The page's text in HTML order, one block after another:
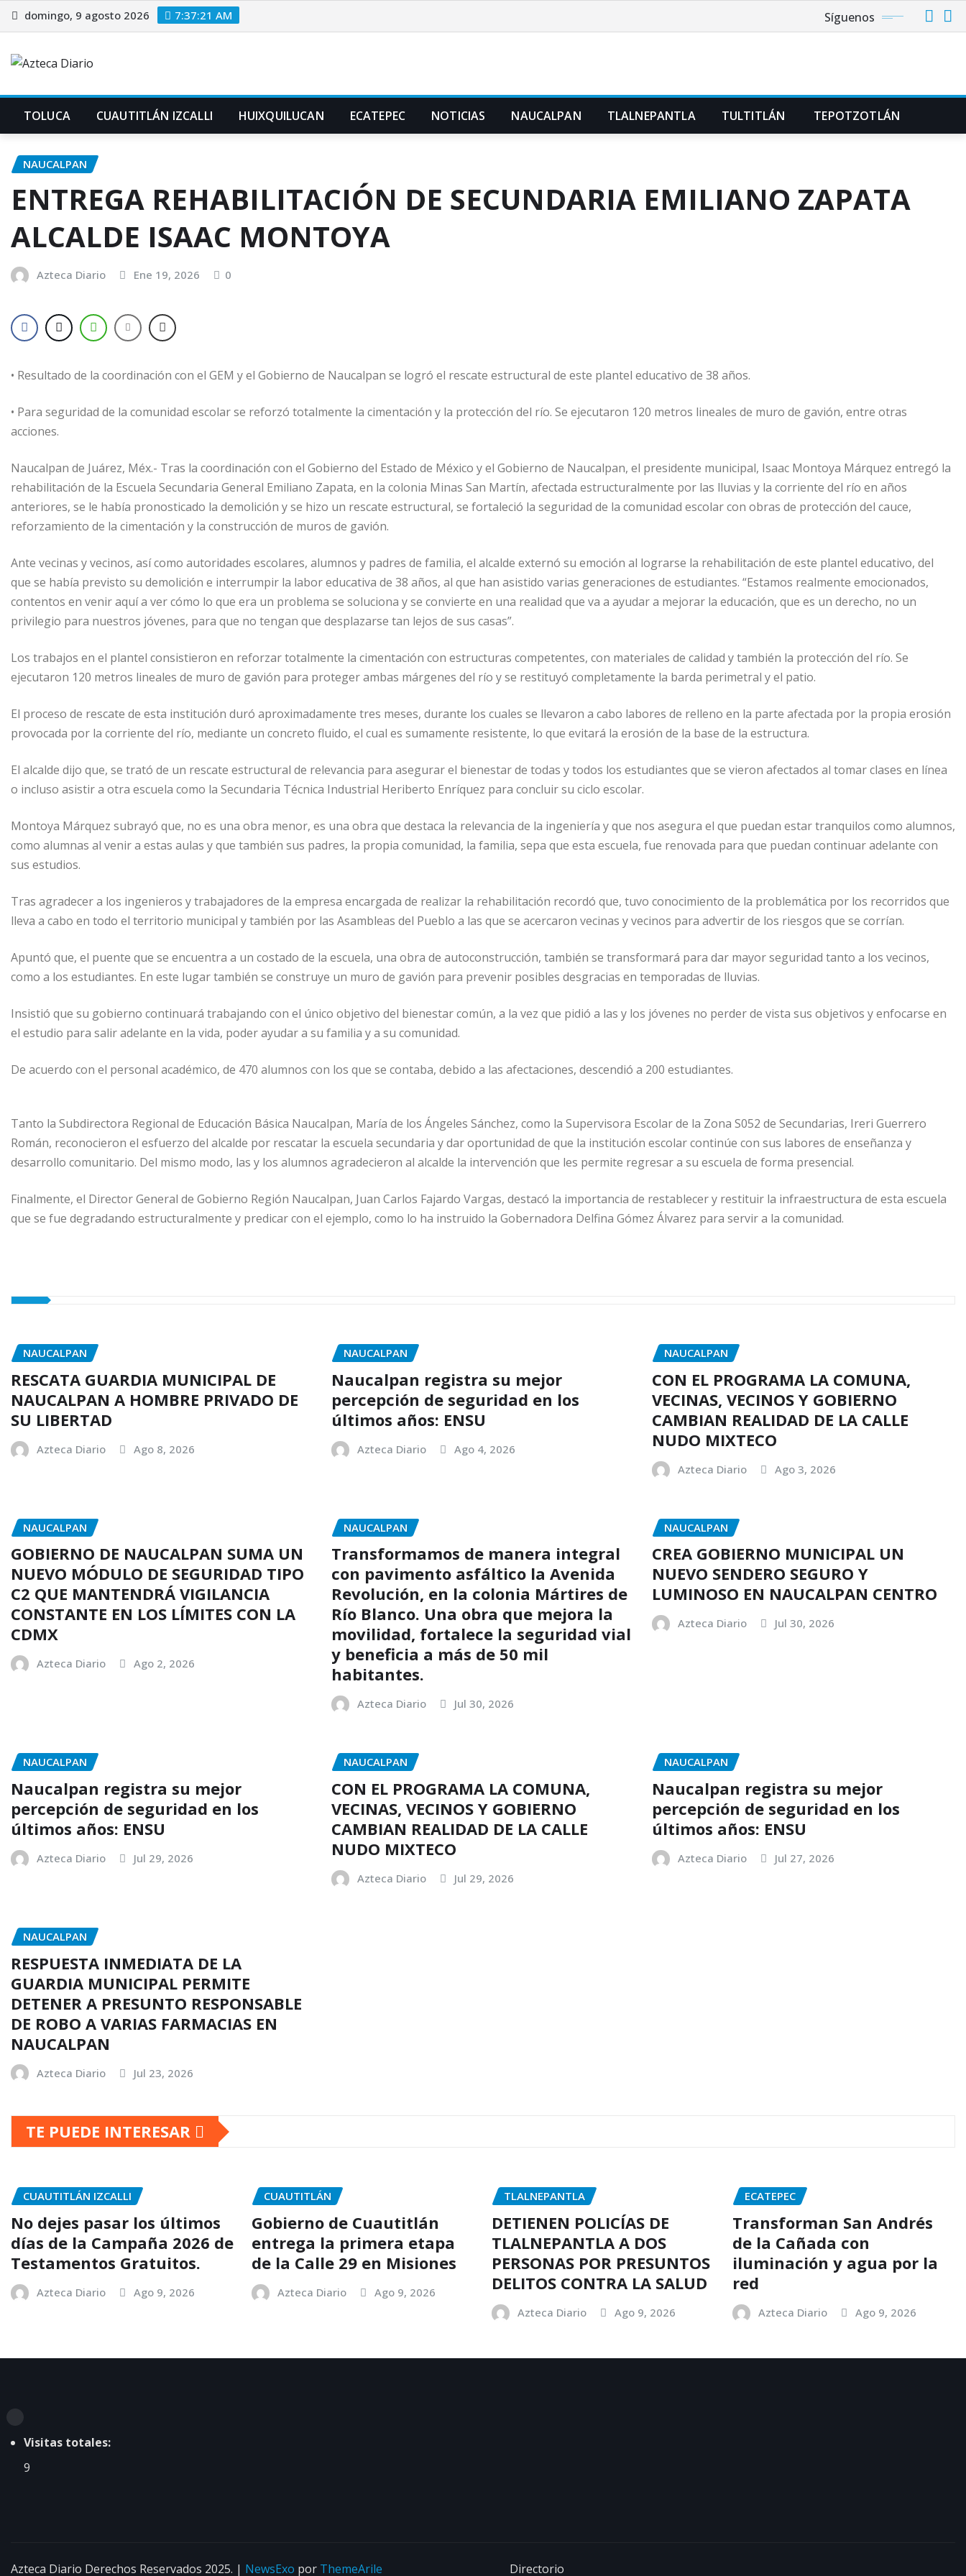
Saltar
al
domingo, 9 agosto 2026 7:37:22 AM Síguenos
TOLUCA CUAUTITLÁN IZCALLI HUIXQUILUCAN ECATEPEC NOTICIAS NAUCALPAN TLALNEPANTLA TULTITLÁN TEPOTZOTLÁN
NAUCALPAN
ENTREGA REHABILITACIÓN DE SECUNDARIA EMILIANO ZAPATA
ALCALDE ISAAC MONTOYA
Azteca Diario Ene 19, 2026 0
• Resultado de la coordinación con el GEM y el Gobierno de Naucalpan se logró el rescate estructural de este plantel educativo de 38 años.
• Para seguridad de la comunidad escolar se reforzó totalmente la cimentación y la protección del río. Se ejecutaron 120 metros lineales de muro de gavión, entre otras
acciones.
Naucalpan de Juárez, Méx.- Tras la coordinación con el Gobierno del Estado de México y el Gobierno de Naucalpan, el presidente municipal, Isaac Montoya Márquez entregó la
rehabilitación de la Escuela Secundaria General Emiliano Zapata, en la colonia Minas San Martín, afectada estructuralmente por las lluvias y la corriente del río en años
anteriores, se le había pronosticado la demolición y se hizo un rescate estructural, se fortaleció la seguridad de la comunidad escolar con obras de protección del cauce,
reforzamiento de la cimentación y la construcción de muros de gavión.
Ante vecinas y vecinos, así como autoridades escolares, alumnos y padres de familia, el alcalde externó su emoción al lograrse la rehabilitación de este plantel educativo, del
que se había previsto su demolición e interrumpir la labor educativa de 38 años, al que han asistido varias generaciones de estudiantes. “Estamos realmente emocionados,
contentos en venir aquí a ver cómo lo que era un problema se soluciona y se convierte en una realidad que va a ayudar a mejorar la educación, que es un derecho, no un
privilegio para nuestros jóvenes, para que no tengan que desplazarse tan lejos de sus casas”.
Los trabajos en el plantel consistieron en reforzar totalmente la cimentación con estructuras competentes, con materiales de calidad y también la protección del río. Se
ejecutaron 120 metros lineales de muro de gavión para proteger ambas márgenes del río y se restituyó completamente la barda perimetral y el patio.
El proceso de rescate de esta institución duró aproximadamente tres meses, durante los cuales se llevaron a cabo labores de relleno en la parte afectada por la propia erosión
provocada por la corriente del río, mediante un concreto fluido, el cual es sumamente resistente, lo que evitará la erosión de la base de la estructura.
El alcalde dijo que, se trató de un rescate estructural de relevancia para asegurar el bienestar de todas y todos los estudiantes que se vieron afectados al tomar clases en línea
o incluso asistir a otra escuela como la Secundaria Técnica Industrial Heriberto Enríquez para concluir su ciclo escolar.
Montoya Márquez subrayó que, no es una obra menor, es una obra que destaca la relevancia de la ingeniería y que nos asegura el que puedan estar tranquilos como alumnos,
como alumnas al venir a estas aulas y que también sus padres, la propia comunidad, la familia, sepa que esta escuela, fue renovada para que puedan continuar adelante con
sus estudios.
Tras agradecer a los ingenieros y trabajadores de la empresa encargada de realizar la rehabilitación recordó que, tuvo conocimiento de la problemática por los recorridos que
lleva a cabo en todo el territorio municipal y también por las Asambleas del Pueblo a las que se acercaron vecinas y vecinos para advertir de los riesgos que se corrían.
Apuntó que, el puente que se encuentra a un costado de la escuela, una obra de autoconstrucción, también se transformará para dar mayor seguridad tanto a los vecinos,
como a los estudiantes. En este lugar también se construye un muro de gavión para prevenir posibles desgracias en temporadas de lluvias.
Insistió que su gobierno continuará trabajando con el único objetivo del bienestar común, a la vez que pidió a las y los jóvenes no perder de vista sus objetivos y enfocarse en
el estudio para salir adelante en la vida, poder ayudar a su familia y a su comunidad.
De acuerdo con el personal académico, de 470 alumnos con los que se contaba, debido a las afectaciones, descendió a 200 estudiantes.
Tanto la Subdirectora Regional de Educación Básica Naucalpan, María de los Ángeles Sánchez, como la Supervisora Escolar de la Zona S052 de Secundarias, Ireri Guerrero
Román, reconocieron el esfuerzo del alcalde por rescatar la escuela secundaria y dar oportunidad de que la institución escolar continúe con sus labores de enseñanza y
desarrollo comunitario. Del mismo modo, las y los alumnos agradecieron al alcalde la intervención que les permite regresar a su escuela de forma presencial.
Finalmente, el Director General de Gobierno Región Naucalpan, Juan Carlos Fajardo Vargas, destacó la importancia de restablecer y restituir la infraestructura de esta escuela
que se fue degradando estructuralmente y predicar con el ejemplo, como lo ha instruido la Gobernadora Delfina Gómez Álvarez para servir a la comunidad.
NAUCALPAN
RESCATA GUARDIA MUNICIPAL DE
NAUCALPAN A HOMBRE PRIVADO DE
SU LIBERTAD
Azteca Diario Ago 8, 2026
NAUCALPAN
Naucalpan registra su mejor
percepción de seguridad en los
últimos años: ENSU
Azteca Diario Ago 4, 2026
NAUCALPAN
CON EL PROGRAMA LA COMUNA,
VECINAS, VECINOS Y GOBIERNO
CAMBIAN REALIDAD DE LA CALLE
NUDO MIXTECO
Azteca Diario Ago 3, 2026
NAUCALPAN
GOBIERNO DE NAUCALPAN SUMA UN
NUEVO MÓDULO DE SEGURIDAD TIPO
C2 QUE MANTENDRÁ VIGILANCIA
CONSTANTE EN LOS LÍMITES CON LA
CDMX
Azteca Diario Ago 2, 2026
NAUCALPAN
Transformamos de manera integral
con pavimento asfáltico la Avenida
Revolución, en la colonia Mártires de
Río Blanco. Una obra que mejora la
movilidad, fortalece la seguridad vial
y beneficia a más de 50 mil
habitantes.
Azteca Diario Jul 30, 2026
NAUCALPAN
CREA GOBIERNO MUNICIPAL UN
NUEVO SENDERO SEGURO Y
LUMINOSO EN NAUCALPAN CENTRO
Azteca Diario Jul 30, 2026
NAUCALPAN
Naucalpan registra su mejor
percepción de seguridad en los
últimos años: ENSU
Azteca Diario Jul 29, 2026
NAUCALPAN
CON EL PROGRAMA LA COMUNA,
VECINAS, VECINOS Y GOBIERNO
CAMBIAN REALIDAD DE LA CALLE
NUDO MIXTECO
Azteca Diario Jul 29, 2026
NAUCALPAN
Naucalpan registra su mejor
percepción de seguridad en los
últimos años: ENSU
Azteca Diario Jul 27, 2026
NAUCALPAN
RESPUESTA INMEDIATA DE LA
GUARDIA MUNICIPAL PERMITE
DETENER A PRESUNTO RESPONSABLE
DE ROBO A VARIAS FARMACIAS EN
NAUCALPAN
Azteca Diario Jul 23, 2026
TE PUEDE INTERESAR
CUAUTITLÁN IZCALLI
No dejes pasar los últimos
días de la Campaña 2026 de
Testamentos Gratuitos.
Azteca Diario Ago 9, 2026
CUAUTITLÁN
Gobierno de Cuautitlán
entrega la primera etapa
de la Calle 29 en Misiones
Azteca Diario Ago 9, 2026
TLALNEPANTLA
DETIENEN POLICÍAS DE
TLALNEPANTLA A DOS
PERSONAS POR PRESUNTOS
DELITOS CONTRA LA SALUD
Azteca Diario Ago 9, 2026
ECATEPEC
Transforman San Andrés
de la Cañada con
iluminación y agua por la
red
Azteca Diario Ago 9, 2026
Visitas totales:
9
Azteca Diario Derechos Reservados 2025. | NewsExo por ThemeArile Directorio